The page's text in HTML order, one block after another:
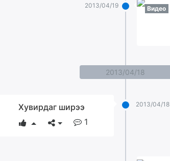
2013/04/19 Видео
2013/04/18
2013/04/18
Хувирдаг ширээ
1